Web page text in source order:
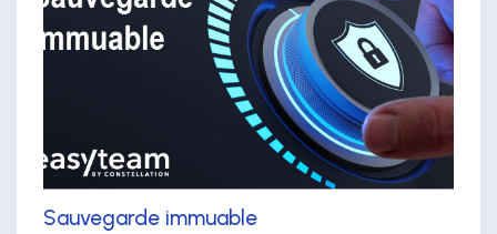
Sauvegarde immuable